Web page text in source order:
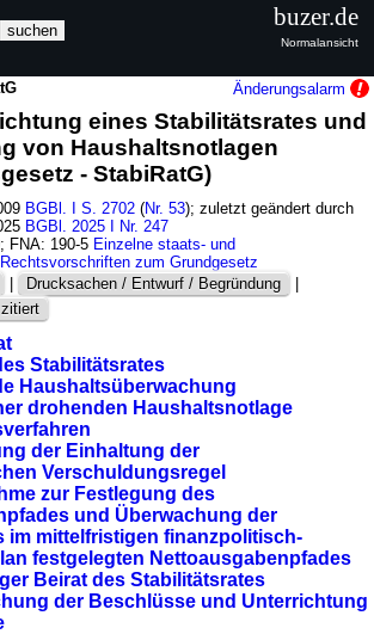
Änderungsalarm
eines Stabilitätsrates und
von Haushaltsnotlagen
- StabiRatG)
BGBl. I S. 2702 (Nr. 53); zuletzt geändert durch
BGBl. 2025 I Nr. 247
FNA: 190-5 Einzelne staats- und
zum Grundgesetz
| Drucksachen / Entwurf / Begründung
|
Stabilitätsrates
Haushaltsüberwachung
drohenden Haushaltsnotlage
der Einhaltung der
Verschuldungsregel
zur Festlegung des
und Überwachung der
im mittelfristigen finanzpolitisch-
festgelegten Nettoausgabenpfades
Beirat des Stabilitätsrates
der Beschlüsse und Unterrichtung
buzer.de
Normalansicht